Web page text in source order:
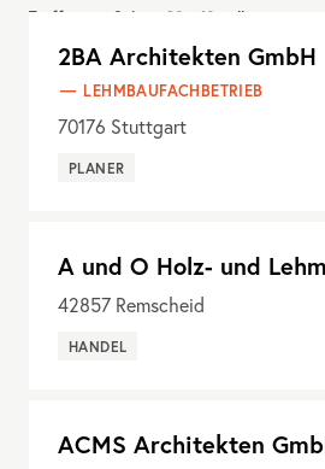
Treffer pro Seite: 20 40 alle
Details anzeigen
2BA Architekten GmbH
LEHMBAUFACHBETRIEB
70176 Stuttgart
PLANER
A und O Holz- und
42857 Remscheid
HANDEL
ACMS Architekten